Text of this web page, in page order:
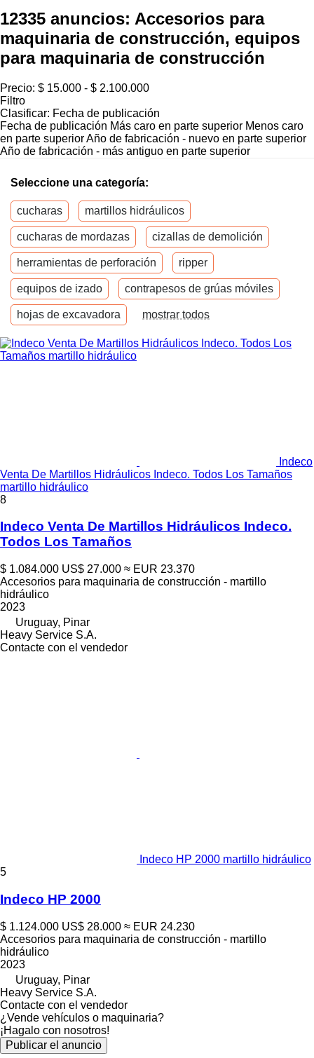
12335 anuncios: Accesorios para
maquinaria de construcción, equipos
para maquinaria de construcción
Precio: $ 15.000 - $ 2.100.000
Filtro
Clasificar: Fecha de publicación
Fecha de publicación Más caro en parte superior Menos caro
en parte superiorAño de fabricación - nuevo en parte superior
Año de fabricación - más antiguo en parte superior
Seleccione una categoría:
cucharas martillos hidráulicos
cucharas de mordazas cizallas de demolición
herramientas de perforación ripper
equipos de izado contrapesos de grúas móviles
hojas de excavadora mostrar todos
Indeco
Venta De Martillos Hidráulicos Indeco. Todos Los Tamaños
martillo hidráulico
8
Indeco Venta De Martillos Hidráulicos Indeco.
Todos Los Tamaños
$ 1.084.000 US$ 27.000 ≈ EUR 23.370
Accesorios para maquinaria de construcción - martillo
hidráulico
2023
Uruguay, Pinar
Heavy Service S.A.
Contacte con el vendedor
Indeco HP 2000 martillo hidráulico
5
Indeco HP 2000
$ 1.124.000 US$ 28.000 ≈ EUR 24.230
Accesorios para maquinaria de construcción - martillo
hidráulico
2023
Uruguay, Pinar
Heavy Service S.A.
Contacte con el vendedor
¿Vende vehículos o maquinaria?
¡Hagalo con nosotros!
Publicar el anuncio